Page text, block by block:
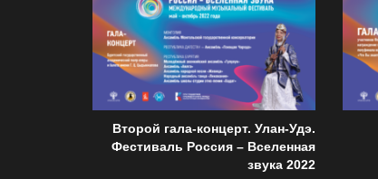
Второй гала-концерт. Улан-Удэ.
Фестиваль Россия – Вселенная
звука 2022